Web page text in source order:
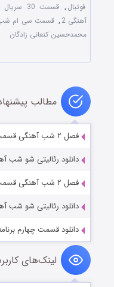
فوتبال , قسمت 30 سریال شب آهنگی فصل دوم
آهنگی 2 , قسمت سی ام
محمدحسین کنعانی زادگان
مطالب
فصل ۲ شب آهنگی قسمت ۳ با حضور آرون افشار
دانلود رئالیتی شو شب‌
فصل ۲ شب آهنگی قسمت ۲۰ با حضور علیرضا واحدی نیکبخت
دانلود رئالیتی شو
دانلود قسمت چهارم
لینک‌های